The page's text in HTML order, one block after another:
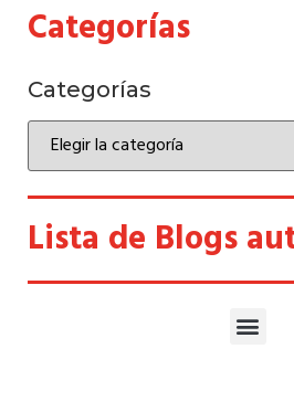
Categorías
Categorías
Lista de Blogs